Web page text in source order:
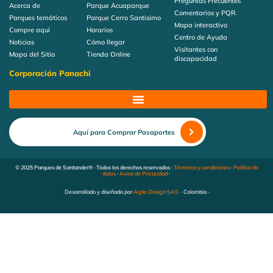
Acerca de
Parques temáticos
Compre aquí
Noticias
Mapa del Sitio
Parque Acuaparque
Parque Cerro Santisimo
Horarios
Cómo llegar
Tienda Online
Comentarios y PQR
Mapa interactivo
Centro de Ayuda
Visitantes con
discapacidad
Corporación Panachi
Aquí para Comprar Pasaportes
© 2025 Parques de Santander® · Todos los derechos reservados ·Términos y condiciones·Política de
datos·Aviso de Privacidad·
Desarrollado y diseñado porAgile Design SAS· Colombia ·